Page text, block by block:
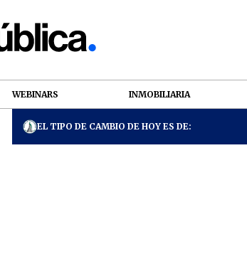
WEBINARS INMOBILIARIA
EL TIPO DE CAMBIO DE HOY ES DE: